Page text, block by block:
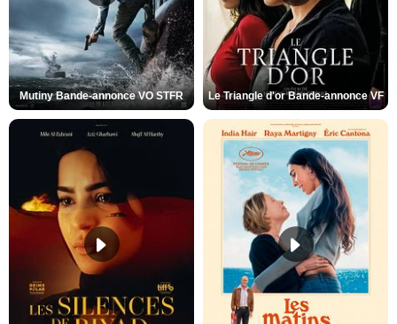
Mutiny Bande-annonce VO STFR Le Triangle d'or Bande-annonce VF